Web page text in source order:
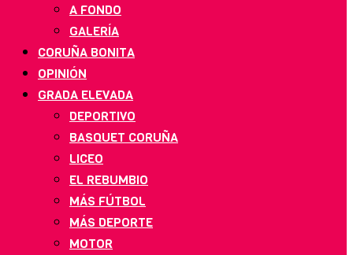
A FONDO
GALERÍA
CORUÑA BONITA
OPINIÓN
GRADA ELEVADA
DEPORTIVO
BASQUET CORUÑA
LICEO
EL REBUMBIO
MÁS FÚTBOL
MÁS DEPORTE
MOTOR